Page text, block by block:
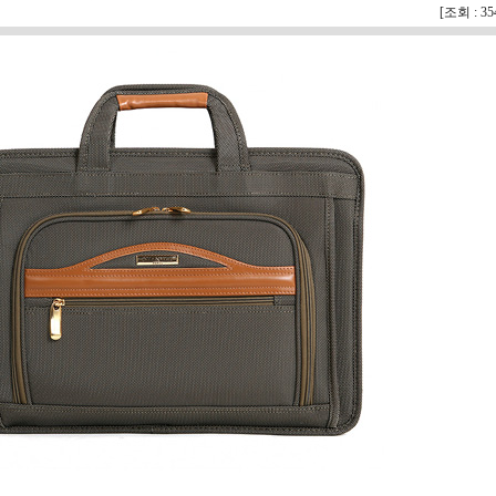
[조회 :